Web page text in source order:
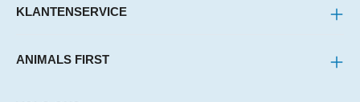
KLANTENSERVICE
ANIMALS FIRST